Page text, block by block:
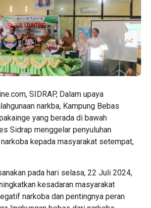
SIDRAP, Dalam upaya
narkba, Kampung Bebas
yang berada di bawah
Sidrap menggelar penyuluhan
kepada masyarakat setempat,
pada hari selasa, 22 Juli 2024,
kesadaran masyarakat
narkoba dan pentingnya peran